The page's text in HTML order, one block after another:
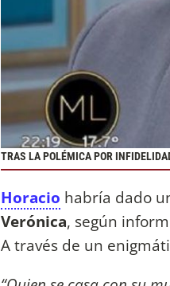
TRAS LA POLÉMICA POR
Horacio habría dado
Verónica, según
A través de un